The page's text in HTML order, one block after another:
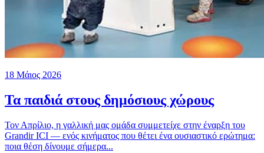
18 Μάιος 2026
Τα παιδιά στους δημόσιους χώρους
Τον Απρίλιο, η γαλλική μας ομάδα συμμετείχε στην έναρξη του
Grandir ICI — ενός κινήματος που θέτει ένα ουσιαστικό ερώτημα:
ποια θέση δίνουμε σήμερα...